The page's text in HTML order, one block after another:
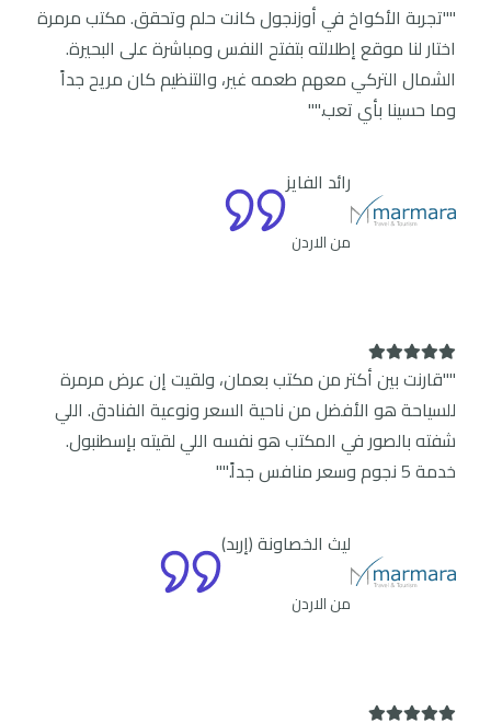
""تجربة الأكواخ في أوزنجول كانت حلم وتحقق. مكتب مرمرة
اختار لنا موقع إطلالته بتفتح النفس ومباشرة على البحيرة.
الشمال التركي معهم طعمه غير، والتنظيم كان مريح جداً
وما حسينا بأي تعب.""
رائد الفايز
من الاردن
""قارنت بين أكتر من مكتب بعمان، ولقيت إن عرض مرمرة
للسياحة هو الأفضل من ناحية السعر ونوعية الفنادق. اللي
شفته بالصور في المكتب هو نفسه اللي لقيته بإسطنبول.
خدمة 5 نجوم وسعر منافس جداً.""
ليث الخصاونة (إربد)
من الاردن